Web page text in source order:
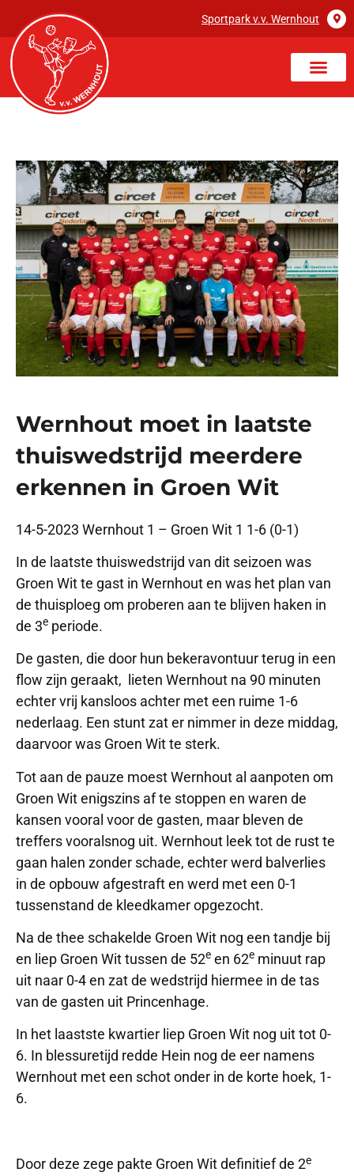
Sportpark v.v. Wernhout
Wernhout moet in laatste
thuiswedstrijd meerdere
erkennen in Groen Wit
14-5-2023 Wernhout 1 – Groen Wit 1 1-6 (0-1)
In de laatste thuiswedstrijd van dit seizoen was
Groen Wit te gast in Wernhout en was het plan van
de thuisploeg om proberen aan te blijven haken in
de 3e periode.
De gasten, die door hun bekeravontuur terug in een
flow zijn geraakt, lieten Wernhout na 90 minuten
echter vrij kansloos achter met een ruime 1-6
nederlaag. Een stunt zat er nimmer in deze middag,
daarvoor was Groen Wit te sterk.
Tot aan de pauze moest Wernhout al aanpoten om
Groen Wit enigszins af te stoppen en waren de
kansen vooral voor de gasten, maar bleven de
treffers vooralsnog uit. Wernhout leek tot de rust te
gaan halen zonder schade, echter werd balverlies
in de opbouw afgestraft en werd met een 0-1
tussenstand de kleedkamer opgezocht.
Na de thee schakelde Groen Wit nog een tandje bij
en liep Groen Wit tussen de 52e en 62e minuut rap
uit naar 0-4 en zat de wedstrijd hiermee in de tas
van de gasten uit Princenhage.
In het laastste kwartier liep Groen Wit nog uit tot 0-
6. In blessuretijd redde Hein nog de eer namens
Wernhout met een schot onder in de korte hoek, 1-
6.
Door deze zege pakte Groen Wit definitief de 2e